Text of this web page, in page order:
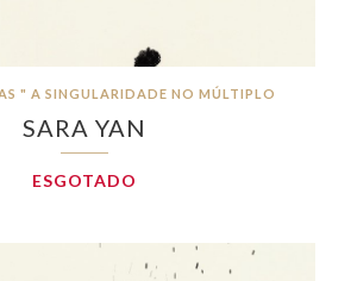
" A SINGULARIDADE NO MÚLTIPLO
SARA YAN
ESGOTADO